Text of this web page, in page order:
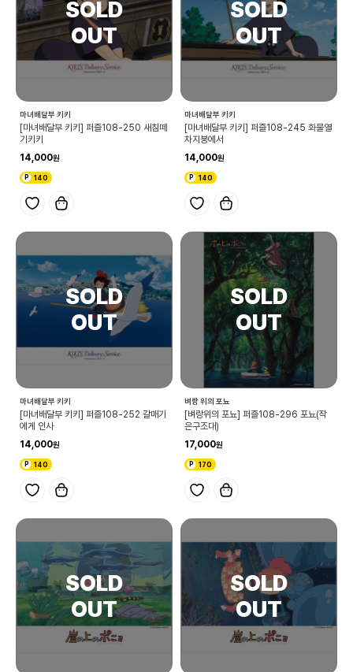
마녀배달부 키키
[마녀배달부 키키] 퍼즐108-250 새침떼
기키키
14,000
140
마녀배달부 키키
[마녀배달부 키키] 퍼즐108-245 화물열
차지붕에서
14,000
140
마녀배달부 키키
[마녀배달부 키키] 퍼즐108-252 갈매기
에게 인사
14,000
140
벼랑 위의 포뇨
[벼랑위의 포뇨] 퍼즐108-296 포뇨(작
은구조대)
17,000
170